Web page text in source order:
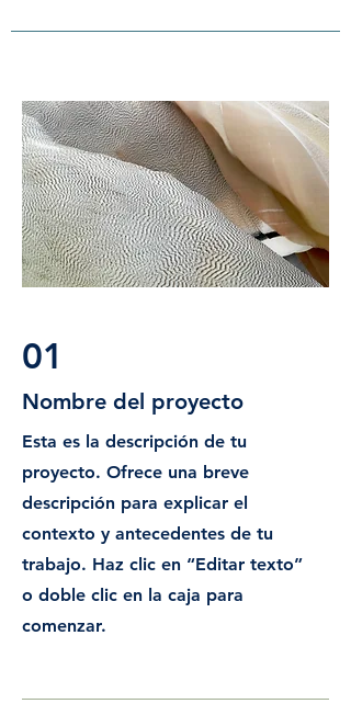
01
Nombre del proyecto
Esta es la descripción de tu
proyecto. Ofrece una breve
descripción para explicar el
contexto y antecedentes de tu
trabajo. Haz clic en “Editar texto”
o doble clic en la caja para
comenzar.